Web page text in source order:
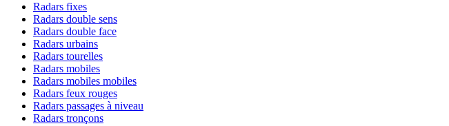
Radars fixes
Radars double sens
Radars double face
Radars urbains
Radars tourelles
Radars mobiles
Radars mobiles mobiles
Radars feux rouges
Radars passages à niveau
Radars tronçons